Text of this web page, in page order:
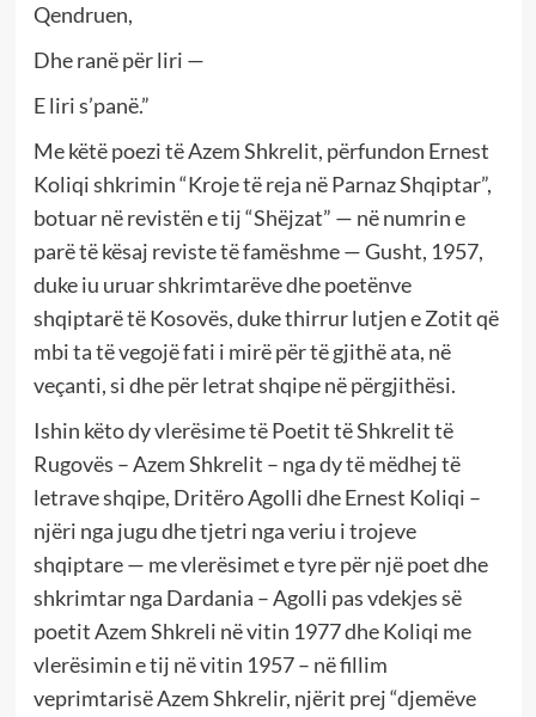
Qendruen,
Dhe ranë për liri —
E liri s’panë.”
Me këtë poezi të Azem Shkrelit, përfundon Ernest
Koliqi shkrimin “Kroje të reja në Parnaz Shqiptar”,
botuar në revistën e tij “Shëjzat” — në numrin e
parë të kësaj reviste të famëshme — Gusht, 1957,
duke iu uruar shkrimtarëve dhe poetënve
shqiptarë të Kosovës, duke thirrur lutjen e Zotit që
mbi ta të vegojë fati i mirë për të gjithë ata, në
veçanti, si dhe për letrat shqipe në përgjithësi.
Ishin këto dy vlerësime të Poetit të Shkrelit të
Rugovës – Azem Shkrelit – nga dy të mëdhej të
letrave shqipe, Dritëro Agolli dhe Ernest Koliqi –
njëri nga jugu dhe tjetri nga veriu i trojeve
shqiptare — me vlerësimet e tyre për një poet dhe
shkrimtar nga Dardania – Agolli pas vdekjes së
poetit Azem Shkreli në vitin 1977 dhe Koliqi me
vlerësimin e tij në vitin 1957 – në fillim
veprimtarisë Azem Shkrelir, njërit prej “djemëve